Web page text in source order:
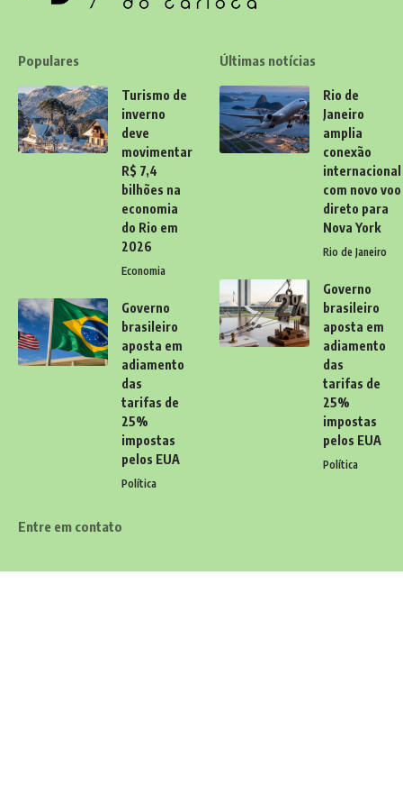
Populares
Turismo de
inverno
deve
movimentar
R$ 7,4
bilhões na
economia
do Rio em
2026
Economia
Governo
brasileiro
aposta em
adiamento
das
tarifas de
25%
impostas
pelos EUA
Política
Últimas notícias
Rio de
Janeiro
amplia
conexão
internacional
com novo voo
direto para
Nova York
Rio de Janeiro
Governo
brasileiro
aposta em
adiamento
das
tarifas de
25%
impostas
pelos EUA
Política
Entre em contato